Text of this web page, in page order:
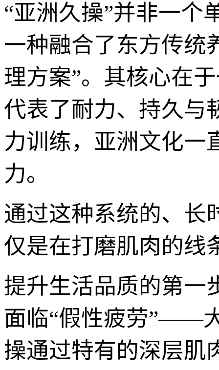
“亚洲久操”并非一个
一种融合了东方传统
理方案”。其核心在
代表了耐力、持久与
力训练，亚洲文化一
力。
通过这种系统的、长
仅是在打磨肌肉的线
提升生活品质的第一
面临“假性疲劳”——
操通过特有的深层肌